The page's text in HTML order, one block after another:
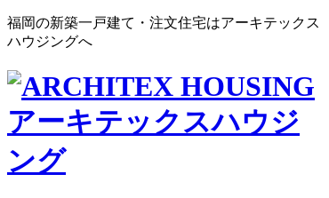
福岡の新築一戸建て・注文住宅はアーキテックス
ハウジングへ